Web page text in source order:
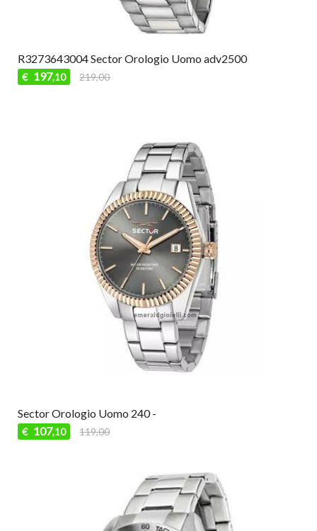
R3273643004 Sector Orologio Uomo adv2500
€ 197,10 219,00
Sector Orologio Uomo 240 -
€ 107,10 119,00